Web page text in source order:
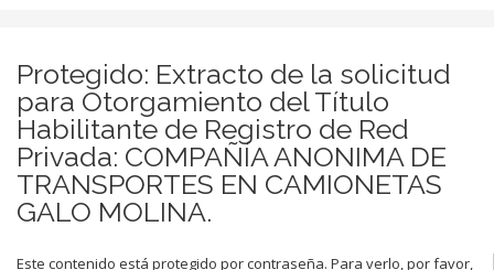
Protegido: Extracto de la solicitud
para Otorgamiento del Título
Habilitante de Registro de Red
Privada: COMPAÑÍA ANONIMA DE
TRANSPORTES EN CAMIONETAS
GALO MOLINA.
Este contenido está protegido por contraseña. Para verlo, por favor,